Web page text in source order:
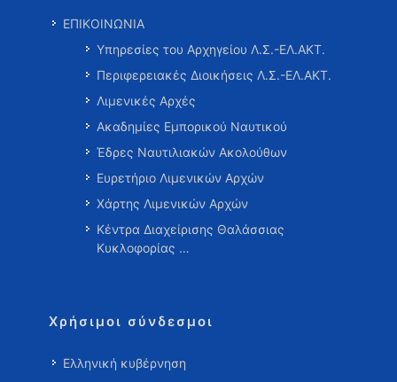
ΕΠΙΚΟΙΝΩΝΙΑ
Υπηρεσίες του Αρχηγείου Λ.Σ.-ΕΛ.ΑΚΤ.
Περιφερειακές Διοικήσεις Λ.Σ.-ΕΛ.ΑΚΤ.
Λιμενικές Αρχές
Ακαδημίες Εμπορικού Ναυτικού
Έδρες Ναυτιλιακών Ακολούθων
Ευρετήριο Λιμενικών Αρχών
Χάρτης Λιμενικών Αρχών
Κέντρα Διαχείρισης Θαλάσσιας
Κυκλοφορίας …
Χρήσιμοι σύνδεσμοι
Ελληνική κυβέρνηση